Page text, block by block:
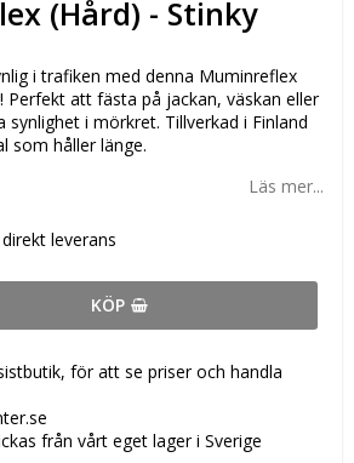
(Hård) - Stinky
i trafiken med denna Muminreflex
Perfekt att fästa på jackan, väskan eller
synlighet i mörkret. Tillverkad i Finland
som håller länge.
Läs mer...
leverans
KÖP
för att se priser och handla
från vårt eget lager i Sverige